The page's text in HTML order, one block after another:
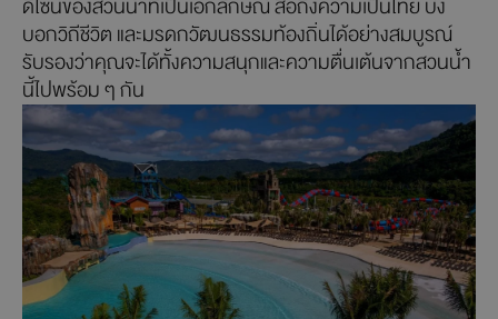
บอกวิถีชีวิต และมรดกวัฒนธรรมท้องถิ่นได้อย่างสมบูรณ์
รับรองว่าคุณจะได้ทั้งความสนุกและความตื่นเต้นจากสวนน้ำ
นี้ไปพร้อม ๆ กัน